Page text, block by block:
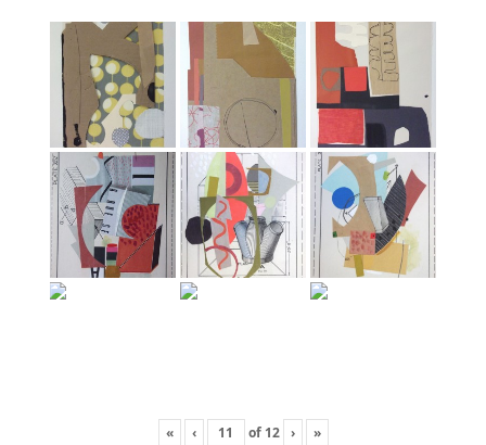
« ‹ of 12 › »